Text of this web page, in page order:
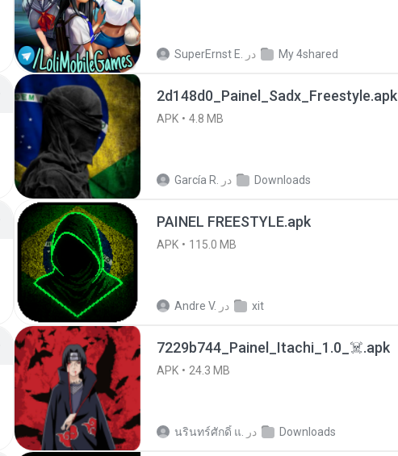
SuperErnst E. در My 4shared
2d148d0_Painel_Sadx_Freestyle.apk
APK 4.8 MB
García R. در Downloads
PAINEL FREESTYLE.apk
APK 115.0 MB
Andre V. در xit
7229b744_Painel_Itachi_1.0_☠️.apk
APK 24.3 MB
นรินทร์ศักดิ์ แ. در Downloads